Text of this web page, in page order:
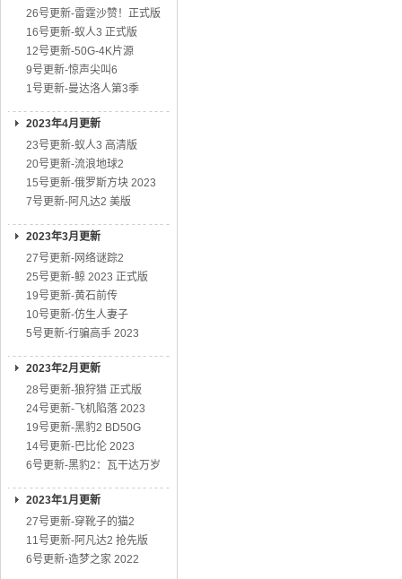
26号更新-雷霆沙赞！正式版
16号更新-蚁人3 正式版
12号更新-50G-4K片源
9号更新-惊声尖叫6
1号更新-曼达洛人第3季
2023年4月更新
23号更新-蚁人3 高清版
20号更新-流浪地球2
15号更新-俄罗斯方块 2023
7号更新-阿凡达2 美版
2023年3月更新
27号更新-网络谜踪2
25号更新-鲸 2023 正式版
19号更新-黄石前传
10号更新-仿生人妻子
5号更新-行骗高手 2023
2023年2月更新
28号更新-狼狩猎 正式版
24号更新-飞机陷落 2023
19号更新-黑豹2 BD50G
14号更新-巴比伦 2023
6号更新-黑豹2：瓦干达万岁
2023年1月更新
27号更新-穿靴子的猫2
11号更新-阿凡达2 抢先版
6号更新-造梦之家 2022